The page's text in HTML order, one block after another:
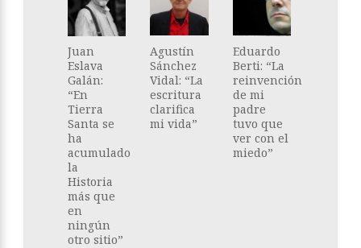
Juan
Eslava
Galán:
“En
Tierra
Santa se
ha
acumulado
la
Historia
más que
en
ningún
otro sitio”
Agustín
Sánchez
Vidal: “La
escritura
clarifica
mi vida”
Eduardo
Berti: “La
reinvención
de mi
padre
tuvo que
ver con el
miedo”